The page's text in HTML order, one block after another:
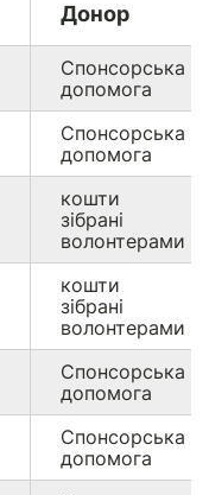
Донор
Спонсорська
допомога
Спонсорська
допомога
кошти
зібрані
волонтерами
кошти
зібрані
волонтерами
Спонсорська
допомога
Спонсорська
допомога